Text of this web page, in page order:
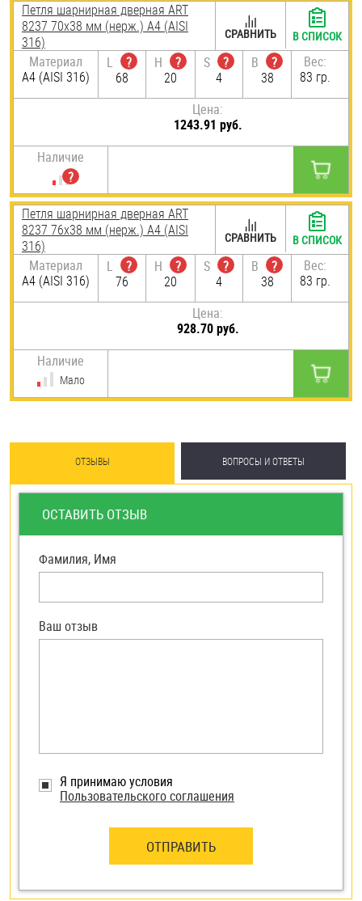
Петля шарнирная дверная ART
8237 70х38 мм (нерж.) A4 (AISI
316)
Материал
A4 (AISI 316)
L
?
68
H
?
20
S
?
4
B
?
38
Вес:
83 гр.
Цена:
1243.91 руб.
Наличие
СРАВНИТЬ В СПИСОК
Петля шарнирная дверная ART
8237 76х38 мм (нерж.) A4 (AISI
316)
Материал
A4 (AISI 316)
L
?
76
H
?
20
S
?
4
B
?
38
Вес:
83 гр.
Цена:
928.70 руб.
Наличие
Мало
СРАВНИТЬ В СПИСОК
ОТЗЫВЫ ВОПРОСЫ И ОТВЕТЫ
ОСТАВИТЬ ОТЗЫВ
Фамилия, Имя
Я принимаю условия
Пользовательского соглашения
ОТПРАВИТЬ
Ваш отзыв